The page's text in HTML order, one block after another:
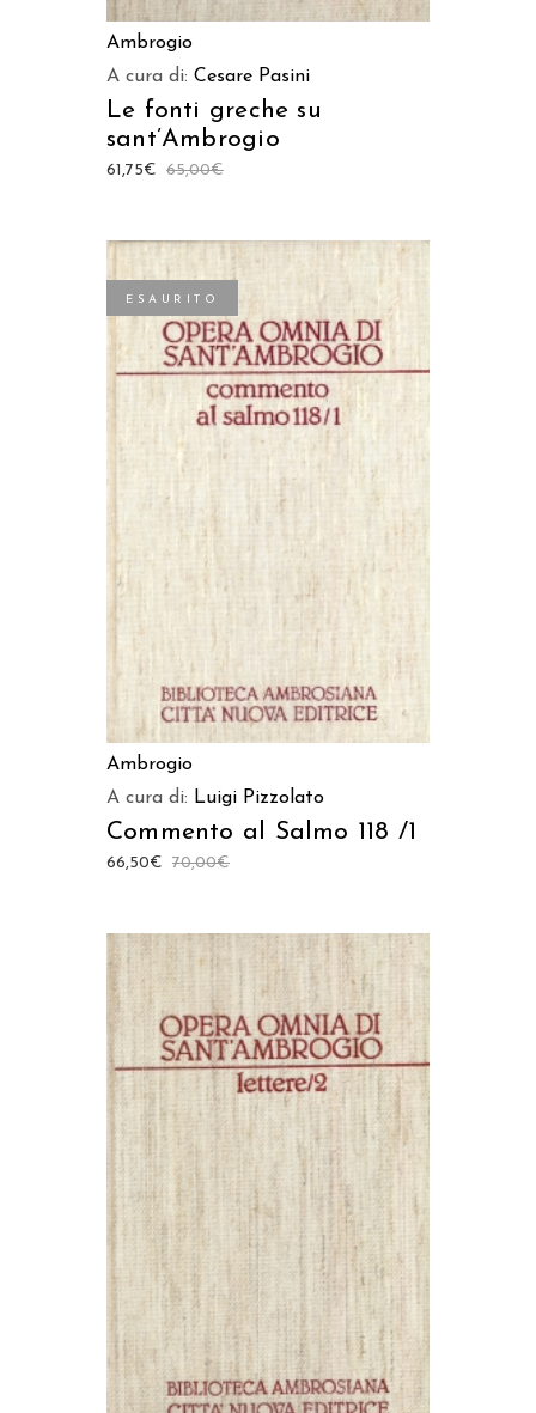
Ambrogio
A cura di: Cesare Pasini
Le fonti greche su
sant’Ambrogio
65,00€
61,75€
ESAURITO
Ambrogio
A cura di: Luigi Pizzolato
Commento al Salmo 118 /1
70,00€
66,50€
AGGIUNGI AL CARRELLO